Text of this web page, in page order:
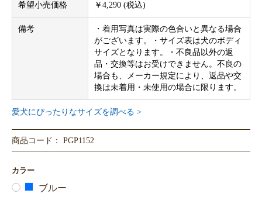
希望小売価格 ￥4,290 (税込)
備考
・着用写真は実際の色合いと異なる場合
がございます。・サイズ表は犬のボディ
サイズとなります。・不良品以外の返
品・交換等はお受けできません。不良の
場合も、メーカー規定により、返品や交
換は未着用・未使用の場合に限ります。
愛犬にぴったりなサイズを調べる >
商品コード： PGP1152
カラー
ブルー